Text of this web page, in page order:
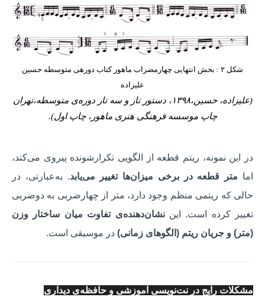
شکل ۲ : بخش انتهایی چهارمضراب ماهور کتاب دوره­ی متوسطه حسین
علیزاده
(علیزاده، حسین،۱۳۹۸، دستور تار و سه تار دوره‌ی متوسطه،تهران
چاپ موسسه فرهنگی هنری ماهور، چاپ اول).
در این نمونه، ریتم قطعه از الگویی تکرارشونده پیروی می‌کند،
اما متر قطعه در برخی میزان‌ها تغییر می‌یابد. به‌عبارتی، در
حالی که ریتمی منظم وجود دارد، متر از چهارضربی به دوضربی
تغییر کرده است. ایننشان‌دهنده‌ی تفاوت میان ساختار وزن
(متر) و جریان ریتم (الگوهای زمانی) در موسیقی است.
مشکلات رایج در نت‌نویسی آموزشی و حافظه‌ی دیداری